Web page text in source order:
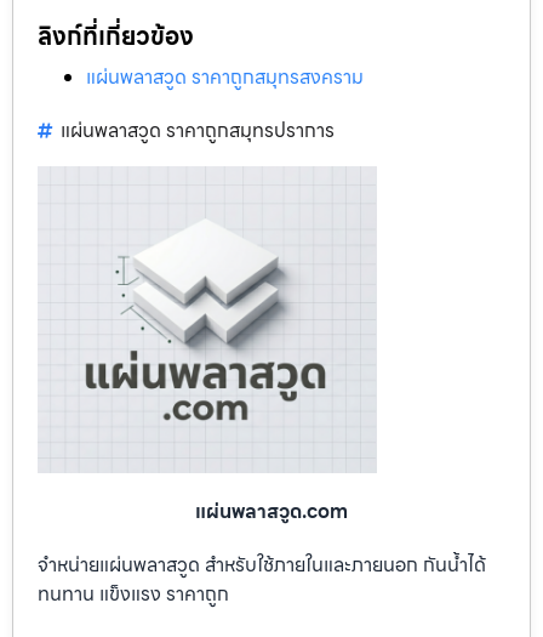
ลิงก์ที่เกี่ยวข้อง
แผ่นพลาสวูด ราคาถูกสมุทรสงคราม
แผ่นพลาสวูด ราคาถูกสมุทรปราการ
แผ่นพลาสวูด.com
จำหน่ายแผ่นพลาสวูด สำหรับใช้ภายในและภายนอก กันน้ำได้
ทนทาน แข็งแรง ราคาถูก